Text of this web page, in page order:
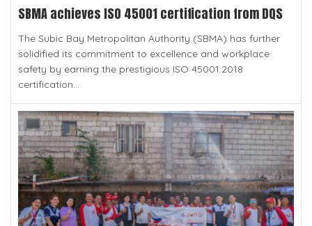
SBMA achieves ISO 45001 certification from DQS
The Subic Bay Metropolitan Authority (SBMA) has further
solidified its commitment to excellence and workplace
safety by earning the prestigious ISO 45001:2018
certification...